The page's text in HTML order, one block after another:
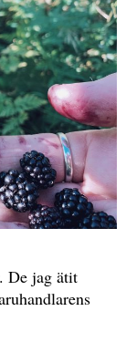
De jag ätit